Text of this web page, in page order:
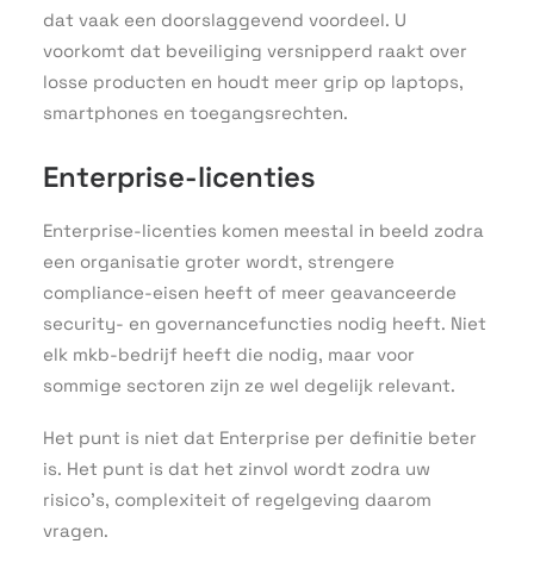
dat vaak een doorslaggevend voordeel. U
voorkomt dat beveiliging versnipperd raakt over
losse producten en houdt meer grip op laptops,
smartphones en toegangsrechten.
Enterprise-licenties
Enterprise-licenties komen meestal in beeld zodra
een organisatie groter wordt, strengere
compliance-eisen heeft of meer geavanceerde
security- en governancefuncties nodig heeft. Niet
elk mkb-bedrijf heeft die nodig, maar voor
sommige sectoren zijn ze wel degelijk relevant.
Het punt is niet dat Enterprise per definitie beter
is. Het punt is dat het zinvol wordt zodra uw
risico’s, complexiteit of regelgeving daarom
vragen.